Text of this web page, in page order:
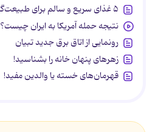
۵ غذای سریع و سالم برای طبیعت‌گردی
نتیجه حمله آمریکا به ایران چیست؟
رونمایی از اتاق برق جدید تبیان
زهرهای پنهان خانه را بشناسید!
قهرمان‌های خسته یا والدین مفید!